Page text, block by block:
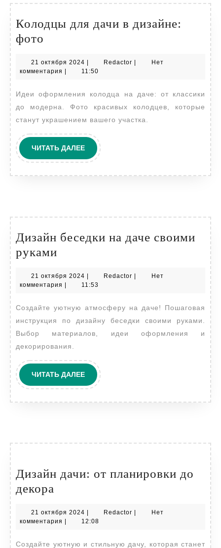
Колодцы для дачи в дизайне:
фото
дачи
дизайне:
фото
21 октября 2024 21
октября
Redactor Redactor
Нет
комментария
11:50
Идеи оформления колодца на даче: от классики
до модерна. Фото красивых колодцев, которые
станут украшением вашего участка.
ЧИТАТЬ ДАЛЕЕЧИТАТЬ
ДАЛЕЕ
Дизайн беседки на даче своими
руками
на
своими
руками
21 октября 2024 21
октября
| Redactor Redactor
|
Нет
комментария | 11:53
Создайте уютную атмосферу на даче! Пошаговая
инструкция по дизайну беседки своими руками.
Выбор материалов, идеи оформления и
декорирования.
ЧИТАТЬ ДАЛЕЕЧИТАТЬ
ДАЛЕЕ
Дизайн дачи: от планировки до
декора
от
21 октября 2024 21
октября
Redactor Redactor
Нет
комментария
12:08
Создайте уютную и стильную дачу, которая станет